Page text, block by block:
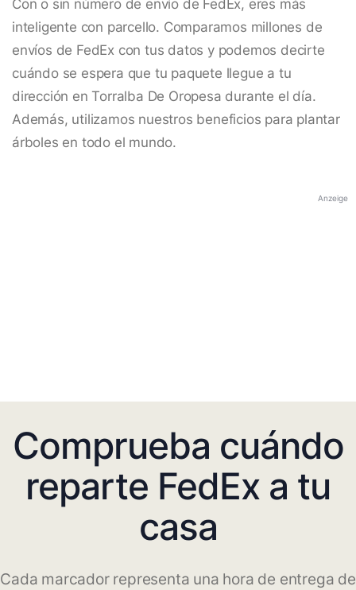
Con o sin número de envío de FedEx, eres más
inteligente con parcello. Comparamos millones de
envíos de FedEx con tus datos y podemos decirte
cuándo se espera que tu paquete llegue a tu
dirección en Torralba De Oropesa durante el día.
Además, utilizamos nuestros beneficios para plantar
árboles en todo el mundo.
Anzeige
Comprueba cuándo
reparte FedEx a tu
casa
Cada marcador representa una hora de entrega de